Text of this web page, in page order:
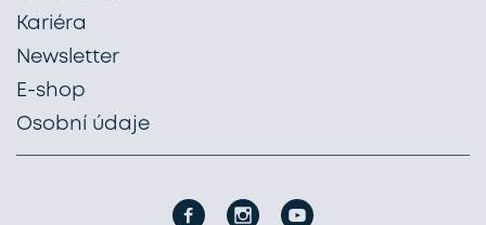
Kariéra
Newsletter
E-shop
Osobní údaje